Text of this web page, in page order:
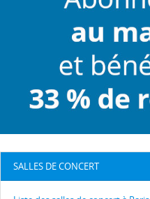
SALLES DE CONCERT